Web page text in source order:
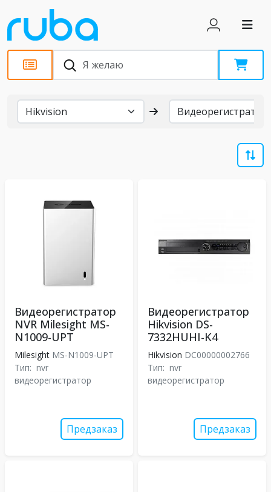
Бренды
Видеорегистратор
NVR Milesight MS-
N1009-UPT
Milesight MS-N1009-UPT
Тип: nvr
видеорегистратор
Предзаказ
Видеорегистратор
Hikvision DS-
7332HUHI-K4
Hikvision DC00000002766
Тип: nvr
видеорегистратор
Предзаказ